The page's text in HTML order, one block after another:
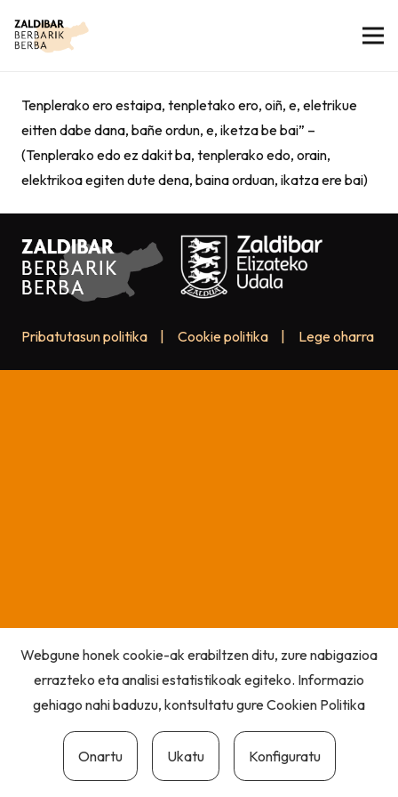
Tenplerako ero estaipa, tenpletako ero, oiñ, e, eletrikue
eitten dabe dana, bañe ordun, e, iketza be bai” –
(Tenplerako edo ez dakit ba, tenplerako edo, orain,
elektrikoa egiten dute dena, baina orduan, ikatza ere bai)
Pribatutasun politika Cookie politika Lege oharra
Webgune honek cookie-ak erabiltzen ditu, zure nabigazioa
errazteko eta analisi estatistikoak egiteko. Informazio
gehiago nahi baduzu, kontsultatu gureCookien Politika
Onartu Ukatu Konfiguratu